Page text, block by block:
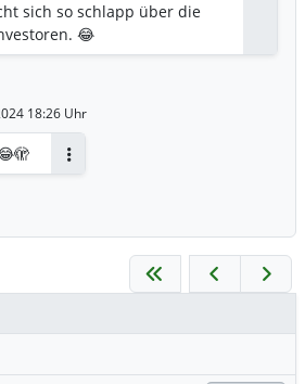
sich so schlapp über die
😂
18:26 Uhr